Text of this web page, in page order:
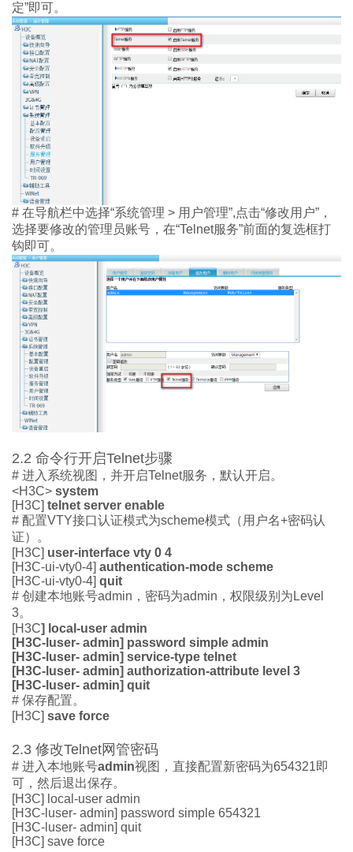
定”即可。
# 在导航栏中选择“系统管理 > 用户管理”,点击“修改用户”，
选择要修改的管理员账号，在“Telnet服务”前面的复选框打
钩即可。
2.2 命令行开启Telnet步骤
# 进入系统视图， 并开启Telnet服务 ， 默认开启。
<H3C> system
[H3C] telnet server enable
# 配置VTY接口认证模式为scheme模式（用户名+密码认
证）。
[H3C] user-interface vty 0 4
[H3C-ui-vty0-4] authentication-mode scheme
[H3C-ui-vty0-4] quit
# 创建本地账号admin ， 密码为admin ， 权限级别 为 Level
3。
[H3C] local-user admin
[H3C-luser- admin] password simple admin
[H3C-luser- admin] service-type telnet
[H3C-luser- admin] authorization-attribute level 3
[H3C-luser- admin] quit
# 保存配置。
[H3C] save force
2.3 修改Telnet网管密码
# 进入本地账号admin视图，直接配置新密码为654321即
可， 然后退出保存。
[H3C] local-user admin
[H3C-luser- admin] password simple 654321
[H3C-luser- admin] quit
[H3C] save force